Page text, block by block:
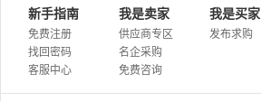
新手指南
免费注册
找回密码
客服中心
我是卖家
供应商专区
名企采购
免费咨询
我是买家
发布求购